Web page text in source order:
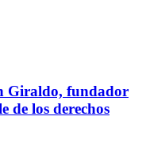
Giraldo, fundador
de los derechos